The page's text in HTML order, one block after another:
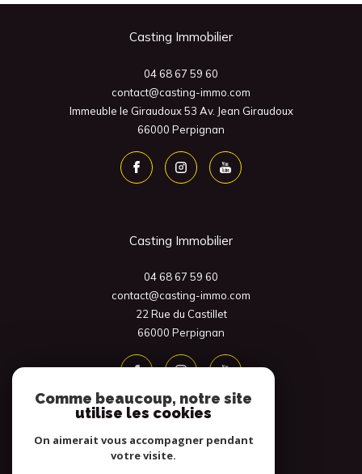
Casting Immobilier
04 68 67 59 60
contact@casting-immo.com
Immeuble le Giraudoux 53 Av. Jean Giraudoux
66000
Perpignan
Casting Immobilier
04 68 67 59 60
contact@casting-immo.com
22 Rue du Castillet
66000
Perpignan
Comme beaucoup, notre site
utilise les cookies
On aimerait vous accompagner pendant
votre visite.